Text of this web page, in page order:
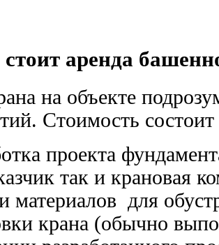
аренда
на объекте
Стоимость состоит
проекта
так и крановая
материалов для
крана (обычно